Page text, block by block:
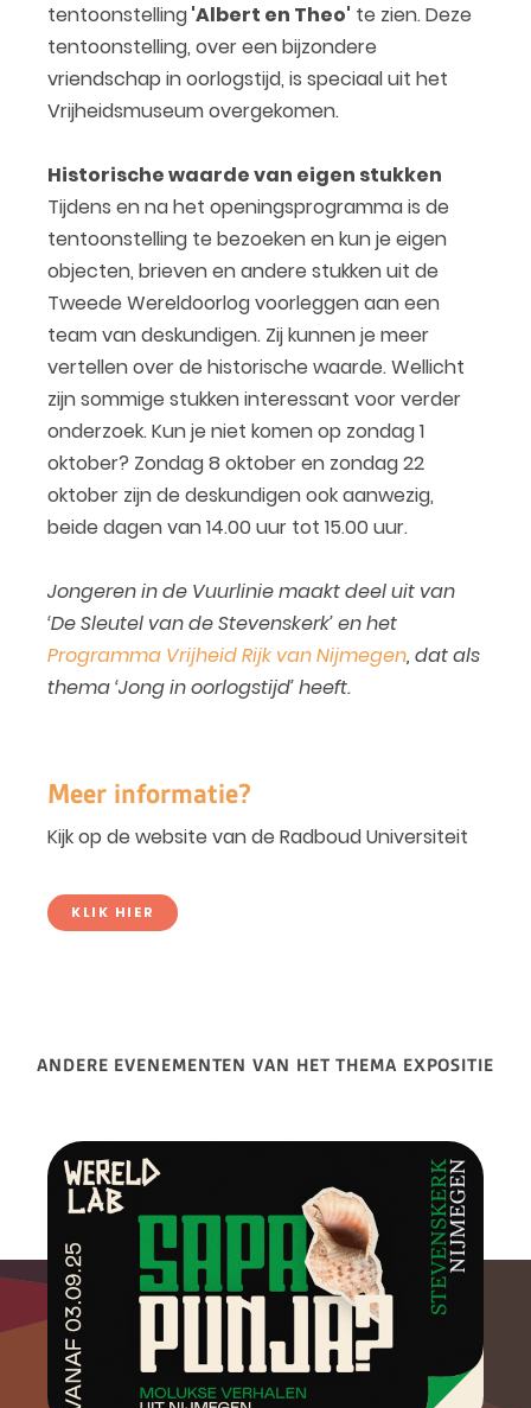
tentoonstelling'Albert en Theo' te zien. Deze
tentoonstelling, over een bijzondere
vriendschap in oorlogstijd, is speciaal uit het
Vrijheidsmuseum overgekomen.
Historische waarde van eigen stukken
Tijdens en na het openingsprogramma is de
tentoonstelling te bezoeken en kun je eigen
objecten, brieven en andere stukken uit de
Tweede Wereldoorlog voorleggen aan een
team van deskundigen. Zij kunnen je meer
vertellen over de historische waarde. Wellicht
zijn sommige stukken interessant voor verder
onderzoek. Kun je niet komen op zondag 1
oktober? Zondag 8 oktober en zondag 22
oktober zijn de deskundigen ook aanwezig,
beide dagen van 14.00 uur tot 15.00 uur.
Jongeren in de Vuurlinie maakt deel uit van
‘De Sleutel van de Stevenskerk’ en het
Programma Vrijheid Rijk van Nijmegen, dat als
thema ‘Jong in oorlogstijd’ heeft.
Meer informatie?
Kijk op de website van de Radboud Universiteit
KLIK HIER
ANDERE EVENEMENTEN VAN HET THEMA EXPOSITIE